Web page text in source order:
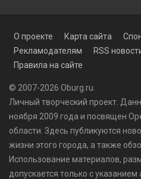
О проекте Карта сайта
Рекламодателям
RSS
Правила на сайте
© 2007-2026 Oburg.ru.
Личный творческий проект.
ноября 2009 года и посвящен
области. Здесь публикуются
жизни этого города, а также
Использование материалов,
допускается только с